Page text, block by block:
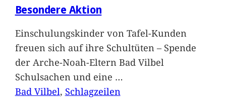
Besondere Aktion
Einschulungskinder von Tafel-Kunden
freuen sich auf ihre Schultüten – Spende
der Arche-Noah-Eltern Bad Vilbel
Schulsachen und eine …
Bad Vilbel, Schlagzeilen